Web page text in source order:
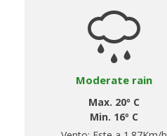
Moderate rain
Max. 20º C
Min. 16º C